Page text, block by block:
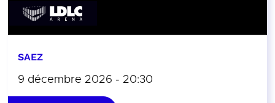
SAEZ
9 décembre 2026 - 20:30